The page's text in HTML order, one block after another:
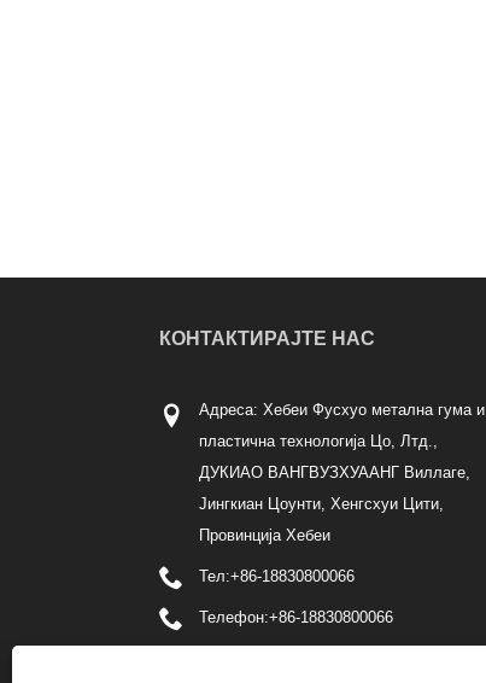
КОНТАКТИРАЈТЕ НАС
Адреса: Хебеи Фусхуо метална гума и
пластична технологија Цо, Лтд.,
ДУКИАО ВАНГВУЗХУААНГ Виллаге,
Јингкиан Цоунти, Хенгсхуи Цити,
Провинција Хебеи
Тел:+86-18830800066
Телефон:+86-18830800066